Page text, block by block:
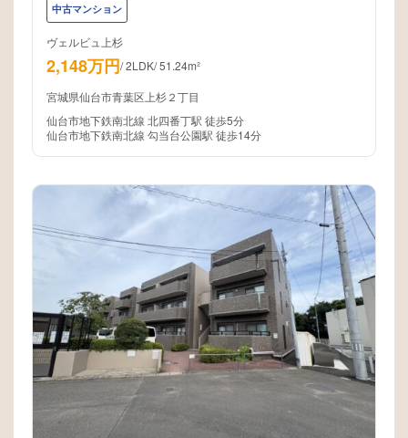
中古マンション
ヴェルビュ上杉
2,148万円/2LDK/51.24m²
宮城県仙台市青葉区上杉２丁目
仙台市地下鉄南北線 北四番丁駅 徒歩5分
仙台市地下鉄南北線 勾当台公園駅 徒歩14分